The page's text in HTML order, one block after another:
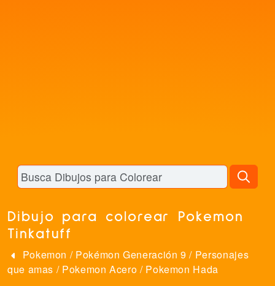
Dibujo para colorear Pokemon
Tinkatuff
Pokemon / Pokémon Generación 9 / Personajes
que amas / Pokemon Acero / Pokemon Hada